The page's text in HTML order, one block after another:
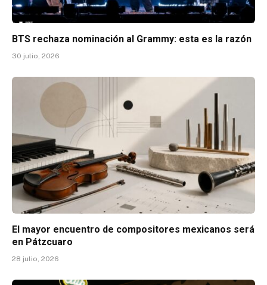
BTS rechaza nominación al Grammy: esta es la razón
30 julio, 2026
El mayor encuentro de compositores mexicanos será
en Pátzcuaro
28 julio, 2026